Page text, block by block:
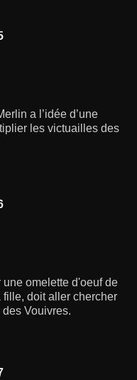
a l’idée d’une
les victuailles des
omelette d'oeuf de
doit aller chercher
Vouivres.